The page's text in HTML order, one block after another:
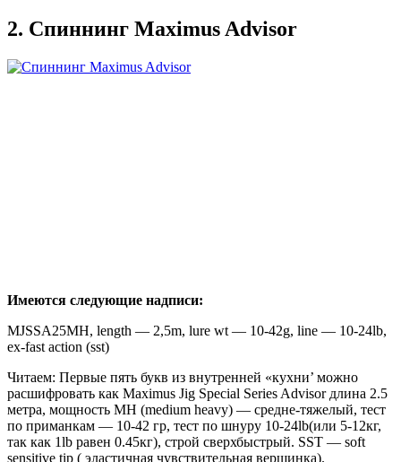
2. Спиннинг Maximus Advisor
Имеются следующие надписи:
MJSSA25MH, length — 2,5m, lure wt — 10-42g, line — 10-24lb,
ex-fast action (sst)
Читаем: Первые пять букв из внутренней «кухни’ можно
расшифровать как Maximus Jig Special Series Advisor длина 2.5
метра, мощность MH (medium heavy) — средне-тяжелый, тест
по приманкам — 10-42 гр, тест по шнуру 10-24lb(или 5-12кг,
так как 1lb равен 0.45кг), строй сверхбыстрый. SST — soft
sensitive tip ( эластичная чувствительная вершинка).